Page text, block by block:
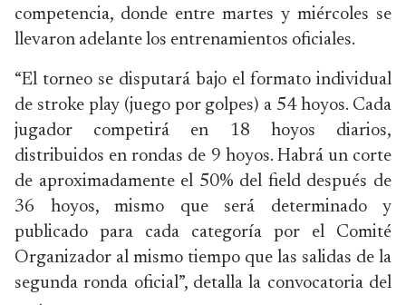
competencia, donde entre martes y miércoles se
llevaron adelante los entrenamientos oficiales.
“El torneo se disputará bajo el formato individual
de stroke play (juego por golpes) a 54 hoyos. Cada
jugador competirá en 18 hoyos diarios,
distribuidos en rondas de 9 hoyos. Habrá un corte
de aproximadamente el 50% del field después de
36 hoyos, mismo que será determinado y
publicado para cada categoría por el Comité
Organizador al mismo tiempo que las salidas de la
segunda ronda oficial”, detalla la convocatoria del